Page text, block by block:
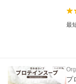
最
プ